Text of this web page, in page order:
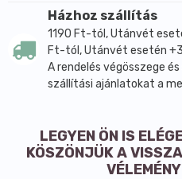
Házhoz szállítás
1190 Ft-tól, Utánvét
Ft-tól, Utánvét esetén
A rendelés végösszege
szállítási ajánlatokat a
LEGYEN ÖN IS
KÖSZÖNJÜK A